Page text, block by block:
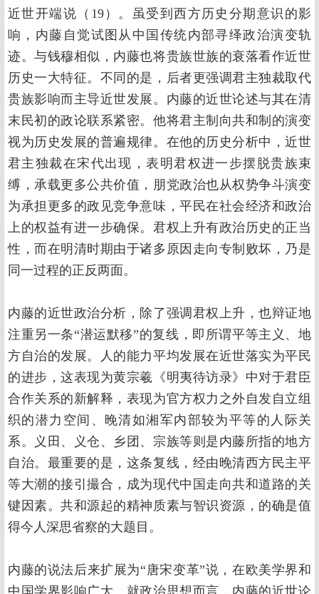
近世开端说（19）。虽受到西方历史分期意识的影
响，内藤自觉试图从中国传统内部寻绎政治演变轨
迹。与钱穆相似，内藤也将贵族世族的衰落看作近世
历史一大特征。不同的是，后者更强调君主独裁取代
贵族影响而主导近世发展。内藤的近世论述与其在清
末民初的政论联系紧密。他将君主制向共和制的演变
视为历史发展的普遍规律。在他的历史分析中，近世
君主独裁在宋代出现，表明君权进一步摆脱贵族束
缚，承载更多公共价值，朋党政治也从权势争斗演变
为承担更多的政见竞争意味，平民在社会经济和政治
上的权益有进一步确保。君权上升有政治历史的正当
性，而在明清时期由于诸多原因走向专制败坏，乃是
同一过程的正反两面。
内藤的近世政治分析，除了强调君权上升，也辩证地
注重另一条“潜运默移”的复线，即所谓平等主义、地
方自治的发展。人的能力平均发展在近世落实为平民
的进步，这表现为黄宗羲《明夷待访录》中对于君臣
合作关系的新解释，表现为官方权力之外自发自立组
织的潜力空间、晚清如湘军内部较为平等的人际关
系。义田、义仓、乡团、宗族等则是内藤所指的地方
自治。最重要的是，这条复线，经由晚清西方民主平
等大潮的接引撮合，成为现代中国走向共和道路的关
键因素。共和源起的精神质素与智识资源，的确是值
得今人深思省察的大题目。
内藤的说法后来扩展为“唐宋变革”说，在欧美学界和
中国学界影响广大。就政治思想而言，内藤的近世论